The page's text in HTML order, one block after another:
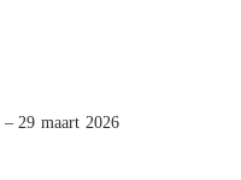
– 29 maart 2026